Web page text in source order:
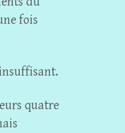
fois
quatre